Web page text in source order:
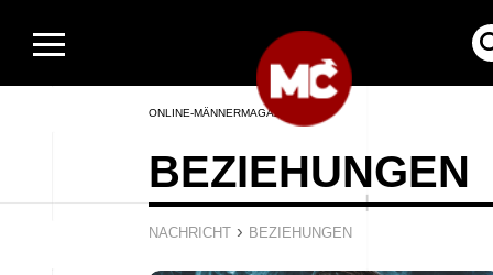
ONLINE-MÄNNERMAGAZIN
BEZIEHUNGEN
NACHRICHT › BEZIEHUNGEN